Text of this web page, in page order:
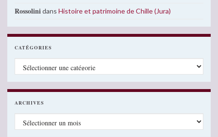
Rossolinidans Histoire et patrimoine de Chille (Jura)
CATÉGORIES
Catégories
ARCHIVES
Archives